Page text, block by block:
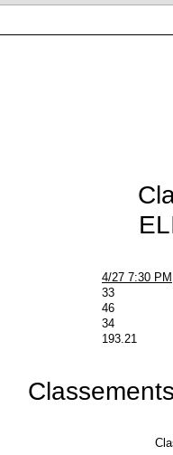
4/27 7:30 PM
33
46
34
193.21